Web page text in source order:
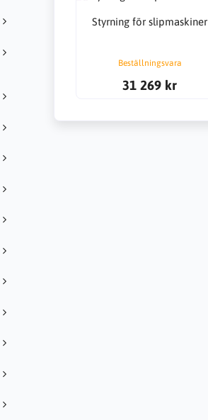
Styrning för slipmaskiner
Beställningsvara
31 269 kr